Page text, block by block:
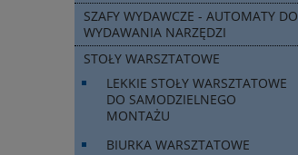
SZAFY WYDAWCZE - AUTOMATY DO
WYDAWANIA NARZĘDZI
STOŁY WARSZTATOWE
LEKKIE STOŁY WARSZTATOWE
DO SAMODZIELNEGO
MONTAŻU
BIURKA WARSZTATOWE